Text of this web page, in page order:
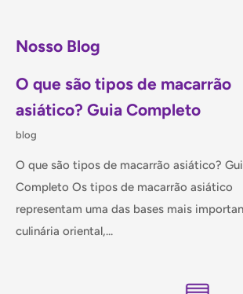
refrigeração.
Nosso Blog
O que são tipos de macarrão
asiático? Guia Completo
blog
O que são tipos de macarrão asiático?
Completo Os tipos de macarrão asiático
representam uma das bases mais
culinária oriental,...